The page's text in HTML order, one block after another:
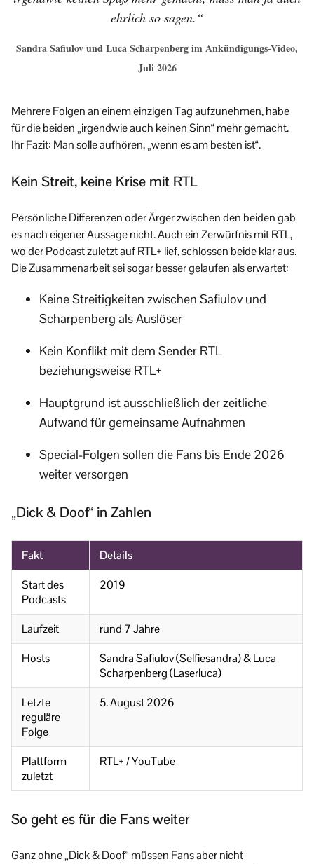
ehrlich so sagen.“
Sandra Safiulov und Luca Scharpenberg im Ankündigungs-Video,
Juli 2026
Mehrere Folgen an einem einzigen Tag aufzunehmen, habe
für die beiden „irgendwie auch keinen Sinn“ mehr gemacht.
Ihr Fazit: Man solle aufhören, „wenn es am besten ist“.
Kein Streit, keine Krise mit RTL
Persönliche Differenzen oder Ärger zwischen den beiden gab
es nach eigener Aussage nicht. Auch ein Zerwürfnis mit RTL,
wo der Podcast zuletzt auf RTL+ lief, schlossen beide klar aus.
Die Zusammenarbeit sei sogar besser gelaufen als erwartet:
Keine Streitigkeiten zwischen Safiulov und
Scharpenberg als Auslöser
Kein Konflikt mit dem Sender RTL
beziehungsweise RTL+
Hauptgrund ist ausschließlich der zeitliche
Aufwand für gemeinsame Aufnahmen
Special-Folgen sollen die Fans bis Ende 2026
weiter versorgen
„Dick & Doof“ in Zahlen
Fakt
Details
Start des
Podcasts
2019
Laufzeit
rund 7 Jahre
Hosts
Sandra Safiulov (Selfiesandra) & Luca
Scharpenberg (Laserluca)
Letzte
reguläre
Folge
5. August 2026
Plattform
zuletzt
RTL+ / YouTube
So geht es für die Fans weiter
Ganz ohne „Dick & Doof“ müssen Fans aber nicht